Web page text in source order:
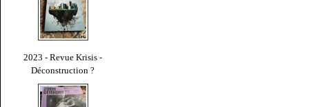
2023 - Revue Krisis -
Déconstruction ?